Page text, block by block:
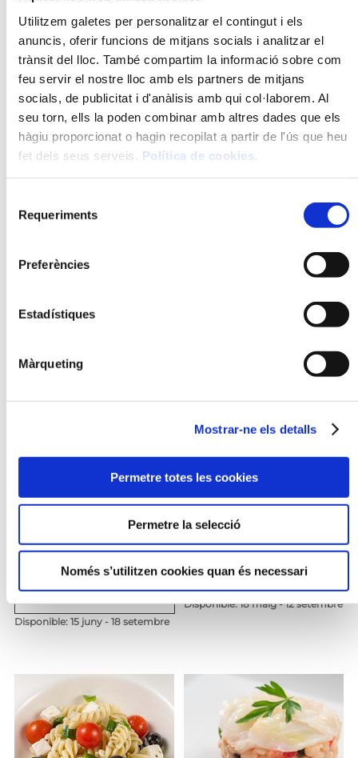
Utilitzem galetes per personalitzar el contingut i els
anuncis, oferir funcions de mitjans socials i analitzar el
trànsit del lloc. També compartim la informació sobre com
feu servir el nostre lloc amb els partners de mitjans
socials, de publicitat i d'anàlisis amb qui col·laborem. Al
seu torn, ells la poden combinar amb altres dades que els
hàgiu proporcionat o hagin recopilat a partir de l'ús que heu
fet dels seus serveis. Política de cookies
Requeriments
Preferències
Estadístiques
Màrqueting
Mostrar-ne els detalls
Permetre totes les cookies
Permetre la selecció
Només s’utilitzen cookies quan és necessari
ESCALIVADA PEBROT ESCALIVAT
CROQUETES DE
OPCIÓ
ESQUEIXADA DE
BACALLÀ D'ISLÀNDIA
Disponible: 15 juny - 18 setembre
BRAÇ DE TONYINA
Disponible: 18 maig - 12 setembre